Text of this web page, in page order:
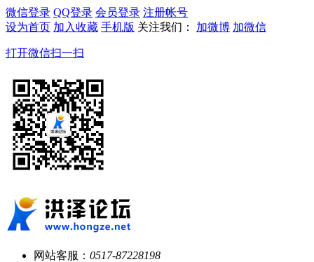
微信登录 QQ登录 会员登录 注册帐号
设为首页 加入收藏 手机版 关注我们： 加微博 加微信
打开微信扫一扫
网站客服： 0517-87228198